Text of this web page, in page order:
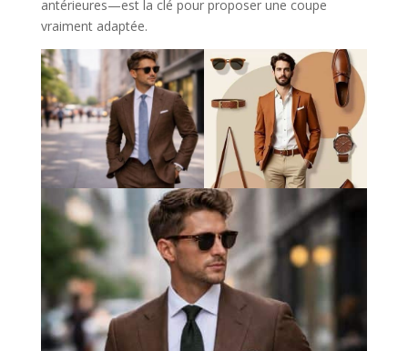
antérieures—est la clé pour proposer une coupe
vraiment adaptée.